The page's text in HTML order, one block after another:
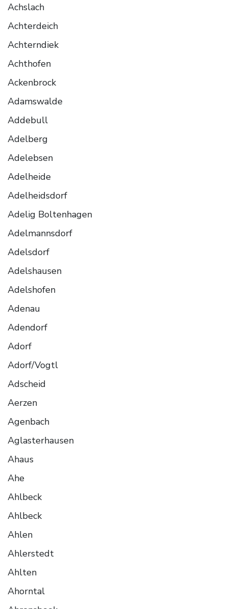
Achslach
Achterdeich
Achterndiek
Achthofen
Ackenbrock
Adamswalde
Addebull
Adelberg
Adelebsen
Adelheide
Adelheidsdorf
Adelig Boltenhagen
Adelmannsdorf
Adelsdorf
Adelshausen
Adelshofen
Adenau
Adendorf
Adorf
Adorf/Vogtl
Adscheid
Aerzen
Agenbach
Aglasterhausen
Ahaus
Ahe
Ahlbeck
Ahlbeck
Ahlen
Ahlerstedt
Ahlten
Ahorntal